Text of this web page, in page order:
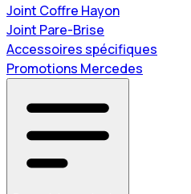
Joint Coffre Hayon
Joint Pare-Brise
Accessoires spécifiques
Promotions Mercedes